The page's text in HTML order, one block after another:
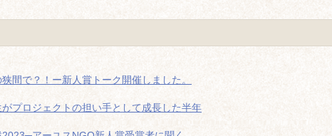
間で？！ー新人賞トーク開催しました。
プロジェクトの担い手として成長した半年